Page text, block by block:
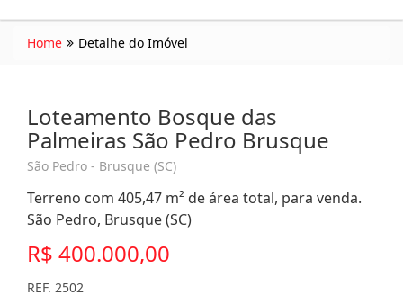
Home Detalhe do Imóvel
Loteamento Bosque das
Palmeiras São Pedro Brusque
São Pedro - Brusque (SC)
Terreno com 405,47 m² de área total, para venda.
São Pedro, Brusque (SC)
R$ 400.000,00
REF. 2502